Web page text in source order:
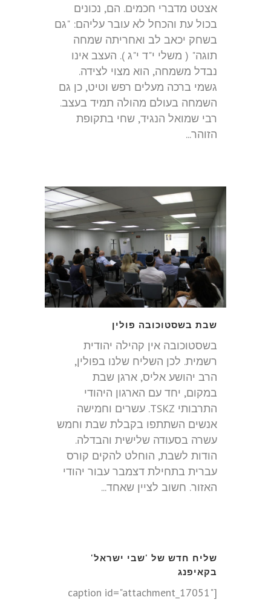
אצטט מדברי חכמים. הם, נכונים
בכול עת והכחל לא עובר עליהם: "גם
בשחק יכאב לב ואחריתה שמחה
תוגה" ( משלי י"ד י"ג ). העצב אינו
נבדל משמחה, הוא מצוי לצידה.
גשמי ברכה מעלים רפש וטיט, כן גם
השמחה בעולם מהולה תמיד בעצב.
רבי שמואל הנגיד, שחי בתקופת
הזוהר...
שבת בשסטוכובה פולין
בשסטוכובה אין קהילה יהודית
רשמית. לכן השליח שלנו בפולין,
הרב יהושע אליס, ארגן שבת
במקום, יחד עם הארגון היהודי
התרבותי TSKZ. עשרים וחמישה
אנשים השתתפו בקבלת שבת וחמש
עשרה בסעודה שלישית והבדלה.
הודות לשבת, הוחלט להקים קורס
עברית בתחילת דצמבר עבור יהודי
האזור. חשוב לציין שאחד...
שליח חדש של 'שבי ישראל'
בקאיפנג
[caption id="attachment_17051"